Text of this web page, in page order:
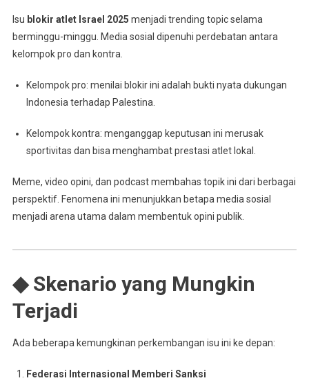
Isu blokir atlet Israel 2025 menjadi trending topic selama
berminggu-minggu. Media sosial dipenuhi perdebatan antara
kelompok pro dan kontra.
Kelompok pro: menilai blokir ini adalah bukti nyata dukungan
Indonesia terhadap Palestina.
Kelompok kontra: menganggap keputusan ini merusak
sportivitas dan bisa menghambat prestasi atlet lokal.
Meme, video opini, dan podcast membahas topik ini dari berbagai
perspektif. Fenomena ini menunjukkan betapa media sosial
menjadi arena utama dalam membentuk opini publik.
◆ Skenario yang Mungkin
Terjadi
Ada beberapa kemungkinan perkembangan isu ini ke depan:
Federasi Internasional Memberi Sanksi